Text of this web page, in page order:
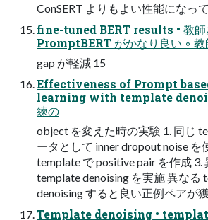
ConSERT よりもよい性能になっ
fine-tuned BERT results • 教師
PromptBERT がかなり良い ◦ 教
gap が軽減 15
Effectiveness of Prompt
learning with template
練の
object を変えた時の実験 1. 同じ
ータとして inner dropout noise を
template で positive pair を作成 3.
template denoising を実施 異なる
denoising すると良い正例ペアが
Template denoising •